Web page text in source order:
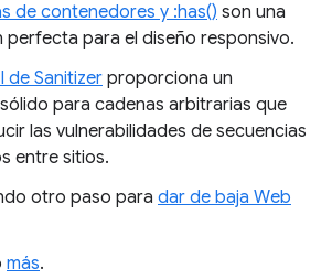
de contenedores y :has() son una
perfecta para el diseño responsivo.
de Sanitizer proporciona un
para cadenas arbitrarias que
las vulnerabilidades de secuencias
entre sitios.
otro paso para dar de baja Web
más.